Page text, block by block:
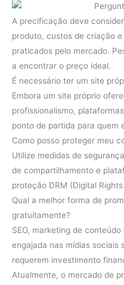
A precificação deve
produto, custos de criação
praticados pelo mercado.
a encontrar o preço ideal.
É necessário ter um site
Embora um site próprio
profissionalismo,
ponto de partida para quem
Como posso proteger meu
Utilize medidas de
de compartilhamento e
proteção DRM (Digital
Qual a melhor forma de
gratuitamente?
SEO, marketing de
engajada nas mídias sociais
requerem investimento
Atualmente, o mercado de